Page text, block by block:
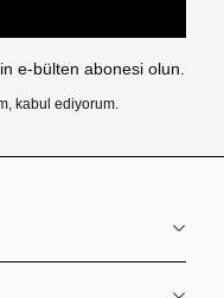
e-bülten abonesi olun.
kabul ediyorum.